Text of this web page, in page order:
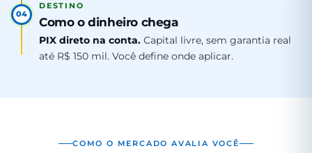
04
DESTINO
Como o dinheiro chega
PIX direto na conta. Capital livre, sem garantia real
até R$ 150 mil. Você define onde aplicar.
COMO O MERCADO AVALIA VOCÊ